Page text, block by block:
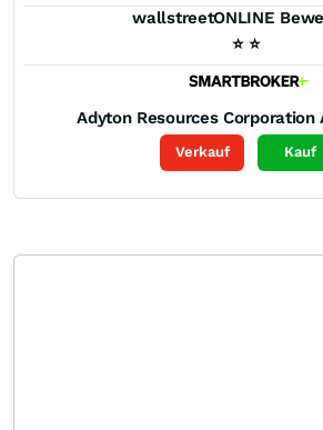
wallstreetONLINE
⭐ ⭐
Adyton Resources Corporation
Verkauf Kauf